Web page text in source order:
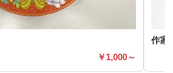
1,000～
作家